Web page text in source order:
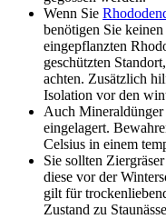
Wenn Sie
benötigen Sie
eingepflanzten
geschützten
achten. Zusätzlich
Isolation vor den
Auch Mineraldünger
eingelagert.
Celsius in einem
Sie sollten
diese vor der
gilt für
Zustand zu